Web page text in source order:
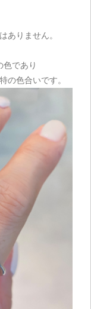
ありません。
色であり
の色合いです。